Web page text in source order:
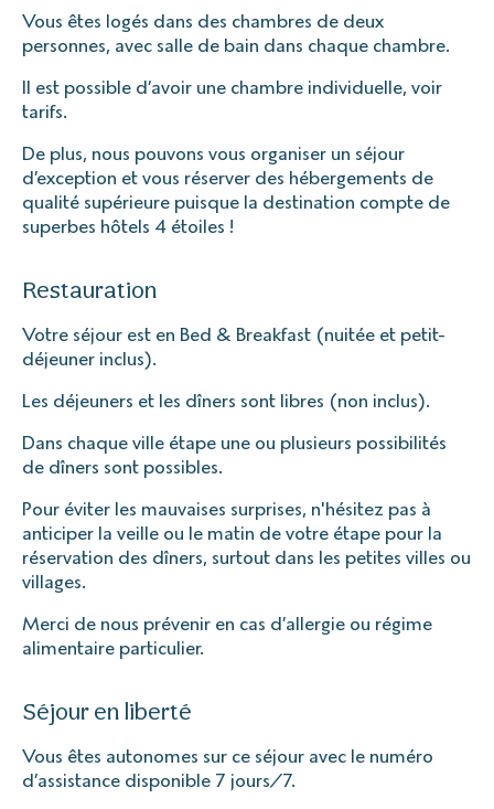
Vous êtes logés dans des chambres de deux
personnes, avec salle de bain dans chaque chambre.
Il est possible d’avoir une chambre individuelle, voir
tarifs.
De plus, nous pouvons vous organiser un séjour
d’exception et vous réserver des hébergements de
qualité supérieure puisque la destination compte de
superbes hôtels 4 étoiles !
Restauration
Votre séjour est en Bed & Breakfast (nuitée et petit-
déjeuner inclus).
Les déjeuners et les dîners sont libres (non inclus).
Dans chaque ville étape une ou plusieurs possibilités
de dîners sont possibles.
Pour éviter les mauvaises surprises, n'hésitez pas à
anticiper la veille ou le matin de votre étape pour la
réservation des dîners, surtout dans les petites villes ou
villages.
Merci de nous prévenir en cas d’allergie ou régime
alimentaire particulier.
Séjour en liberté
Vous êtes autonomes sur ce séjour avec le numéro
d’assistance disponible 7 jours/7.